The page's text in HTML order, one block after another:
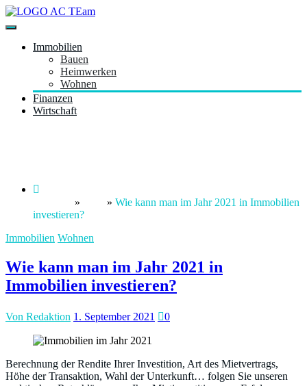
Zum
Inhalt
acteam.de
Immobilien
Bauen
Heimwerken
Wohnen
Finanzen
Wirtschaft
» » Wie kann man im Jahr 2021 in Immobilien
investieren?
Immobilien Wohnen
Wie kann man im Jahr 2021 in
Immobilien investieren?
Von Redaktion 1. September 2021 0
Berechnung der Rendite Ihrer Investition, Art des Mietvertrags,
Höhe der Transaktion, Wahl der Unterkunft… folgen Sie unseren